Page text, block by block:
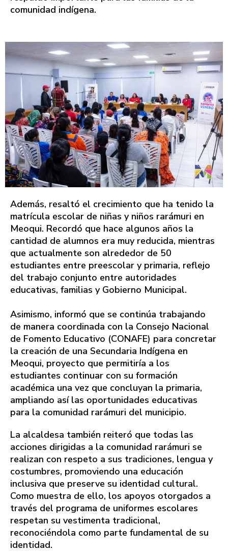
comunidad indígena.
Además, resaltó el crecimiento que ha tenido la
matrícula escolar de niñas y niños rarámuri en
Meoqui. Recordó que hace algunos años la
cantidad de alumnos era muy reducida, mientras
que actualmente son alrededor de 50
estudiantes entre preescolar y primaria, reflejo
del trabajo conjunto entre autoridades
educativas, familias y Gobierno Municipal.
Asimismo, informó que se continúa trabajando
de manera coordinada con la Consejo Nacional
de Fomento Educativo (CONAFE) para concretar
la creación de una Secundaria Indígena en
Meoqui, proyecto que permitiría a los
estudiantes continuar con su formación
académica una vez que concluyan la primaria,
ampliando así las oportunidades educativas
para la comunidad rarámuri del municipio.
La alcaldesa también reiteró que todas las
acciones dirigidas a la comunidad rarámuri se
realizan con respeto a sus tradiciones, lengua y
costumbres, promoviendo una educación
inclusiva que preserve su identidad cultural.
Como muestra de ello, los apoyos otorgados a
través del programa de uniformes escolares
respetan su vestimenta tradicional,
reconociéndola como parte fundamental de su
identidad.